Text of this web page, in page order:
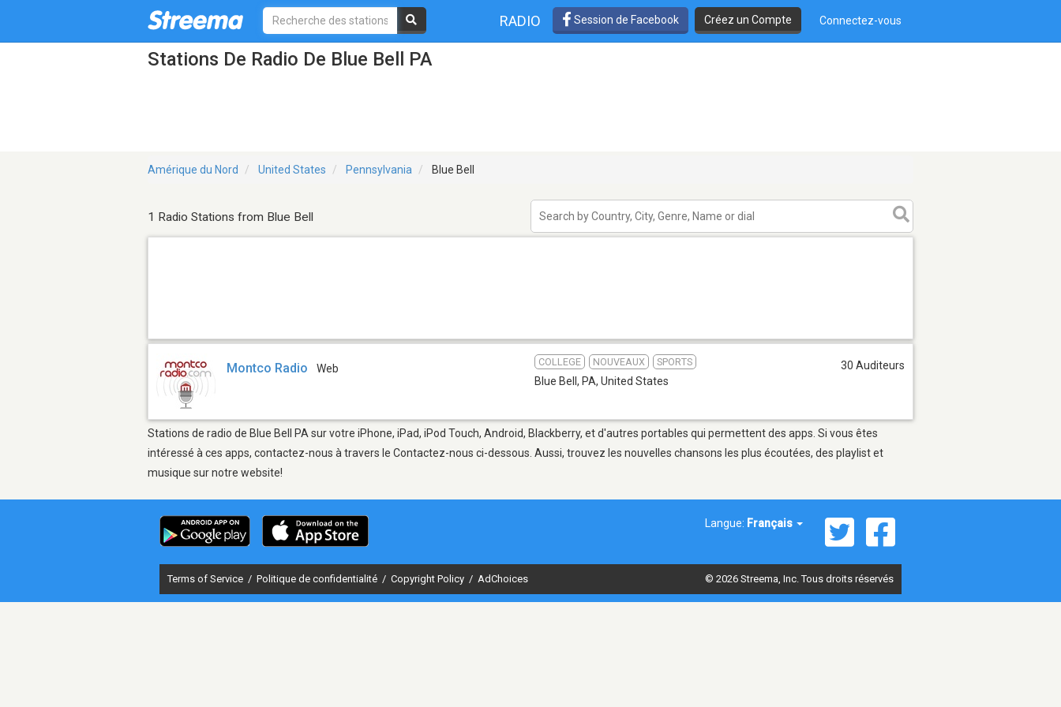
RADIO Session de Facebook Créez un Compte Connectez-vous
Stations De Radio De Blue Bell PA
Amérique du Nord United States Pennsylvania Blue Bell
1 Radio Stations from Blue Bell
Montco Radio Web
COLLEGE NOUVEAUX SPORTS
Blue Bell, PA, United States
30 Auditeurs
Stations de radio de Blue Bell PA sur votre iPhone, iPad, iPod Touch, Android, Blackberry, et d'autres portables qui permettent des apps. Si vous êtes
intéressé à ces apps, contactez-nous à travers le Contactez-nous ci-dessous. Aussi, trouvez les nouvelles chansons les plus écoutées, des playlist et
musique sur notre website!
Langue: Français
Terms of Service / Politique de confidentialité / Copyright Policy / AdChoices © 2026 Streema, Inc. Tous droits réservés